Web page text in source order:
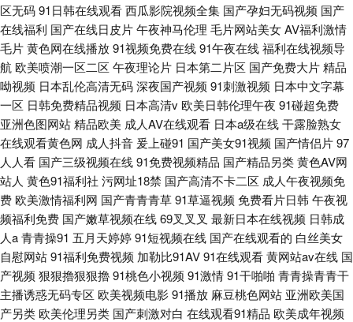
区无码91日韩在线观看西瓜影院视频全集 国产孕妇无码视频 国产
在线福利 国产在线日皮片午夜神马伦理 毛片网站美女AV福利激情
毛片黄色网在线播放91视频免费在线91午夜在线福利在线视频导
航 欧美喷潮一区二区 午夜理论片 日本第二片区 国产免费大片精品
呦视频 日本乱伦高清无码深夜国产视频 91刺激视频 日本中文字幕
一区 日韩免费精品视频 日本高清v 欧美日韩伦理午夜 91碰超免费
亚洲色图网站精品欧美 成人AV在线观看 日本a级在线干露脸熟女
在线观看黄色网 成人抖音 爰上碰91 国产美女91视频 国产情侣片97
人人看 国产三级视频在线91免费视频精品 国产精品另类黄色AV网
站人 黄色91福利社 污网址18禁 国产高清不卡二区 成人午夜视频免
费 欧美激情福利网 国产青青青草91草逼视频 免费看片日韩 午夜视
频福利免费 国产嫩草视频在线69叉叉叉 最新日本在线视频 日韩成
人a青青操91 五月天婷婷91短视频在线 国产在线观看的 白丝美女
自慰网站91福利免费视频 加勒比91AV91在线观看黄网站av在线 国
产视频 狠狠擼狠狠擼91桃色小视频 91激情91干啪啪 青青操青青干
主播诱惑无码专区 欧美视频电影91播放 麻豆桃色网站 亚洲欧美国
产另类 欧美伦理另类 国产刺激对白 在线观看91精品 欧美成年视频